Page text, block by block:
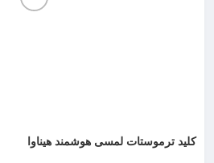
کلید ترموستات لمسی هوشمند هیناوا